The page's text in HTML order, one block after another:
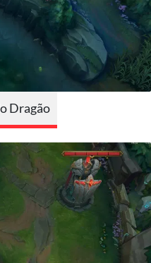
Dragão